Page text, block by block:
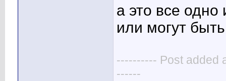
а это все
или могут
---------- Post added
------